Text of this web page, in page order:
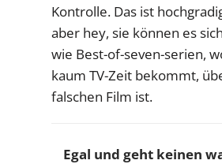
Kontrolle. Das ist
aber hey, sie können es
wie Best-of-seven-serien,
kaum TV-Zeit bekommt,
falschen Film ist.
Egal und geht keinen